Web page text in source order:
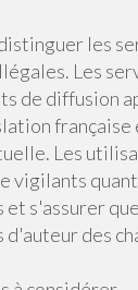
les
Les
de diffusion
française
Les
vigilants
et s'assurer
des